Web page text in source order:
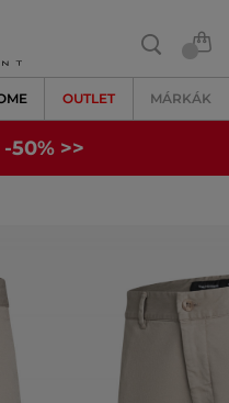
OUTLET MÁRKÁK
50% >>